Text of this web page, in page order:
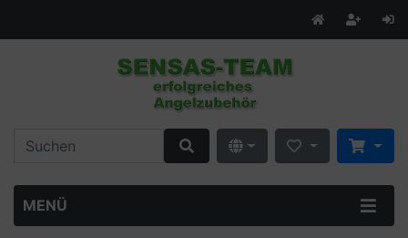
MENÜ